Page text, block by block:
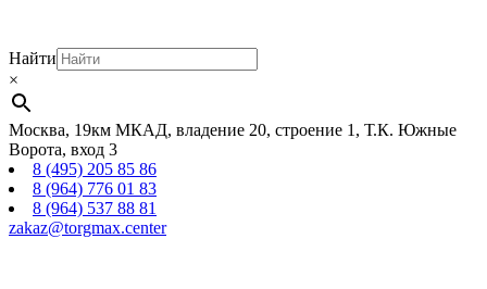
Найти
×
Москва, 19км МКАД, владение 20, строение 1, Т.К. Южные
Ворота, вход 3
8 (495) 205 85 86
8 (964) 776 01 83
8 (964) 537 88 81
zakaz@torgmax.center